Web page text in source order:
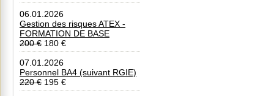
06.01.2026
Gestion des risques ATEX -
FORMATION DE BASE
200 € 180 €
07.01.2026
Personnel BA4 (suivant RGIE)
220 € 195 €